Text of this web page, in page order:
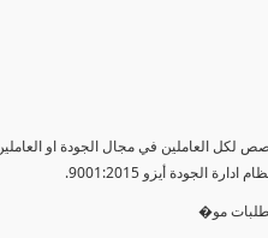
لكل العاملين في مجال الجودة او
الجودة أيزو 9001:2015.
مو�